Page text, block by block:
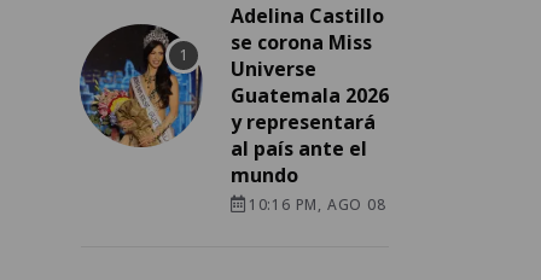
Adelina Castillo
se corona Miss
Universe
Guatemala 2026
y representará
al país ante el
mundo
10:16 PM, AGO 08